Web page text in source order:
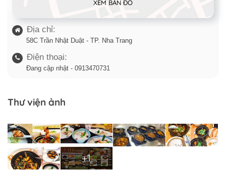
XEM BẢN ĐỒ
Địa chỉ:
58C Trần Nhật Duật - TP. Nha Trang
Điện thoại:
Đang cập nhật - 0913470731
Thư viện ảnh
+1